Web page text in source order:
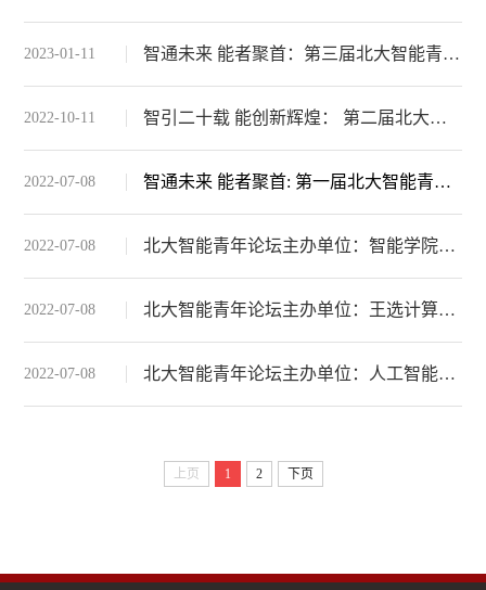
2023-01-11 智通未来 能者聚首：第三届北大智能青年论坛
2022-10-11 智引二十载 能创新辉煌： 第二届北大智能青年论坛
2022-07-08 智通未来 能者聚首: 第一届北大智能青年论坛
2022-07-08 北大智能青年论坛主办单位：智能学院简介
2022-07-08 北大智能青年论坛主办单位：王选计算机研究所简介
2022-07-08 北大智能青年论坛主办单位：人工智能研究院简介
上页 1 2 下页